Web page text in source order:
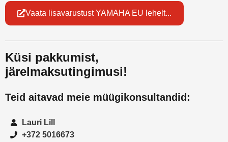
Vaata lisavarustust YAMAHA EU lehelt...
Küsi pakkumist,
järelmaksutingimusi!
Teid aitavad meie müügikonsultandid:
Lauri Lill
+372 5016673